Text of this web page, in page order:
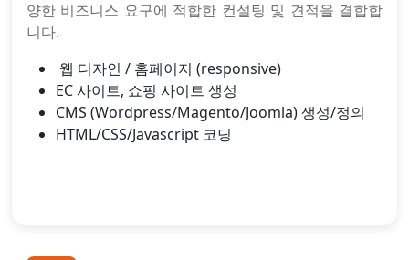
양한 비즈니스 요구에 적합한 컨설팅 및 견적을 결합합
니다.
웹 디자인 / 홈페이지 (responsive)
EC 사이트, 쇼핑 사이트 생성
CMS (Wordpress/Magento/Joomla) 생성/정의
HTML/CSS/Javascript 코딩